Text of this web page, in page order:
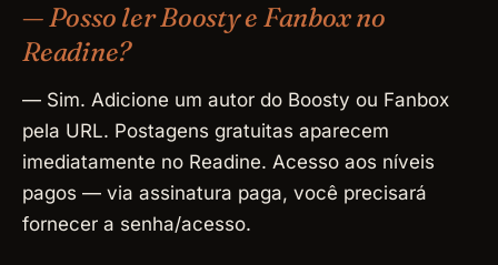
— Posso ler Boosty e Fanbox no
Readine?
— Sim. Adicione um autor do Boosty ou Fanbox
pela URL. Postagens gratuitas aparecem
imediatamente no Readine. Acesso aos níveis
pagos — via assinatura paga, você precisará
fornecer a senha/acesso.